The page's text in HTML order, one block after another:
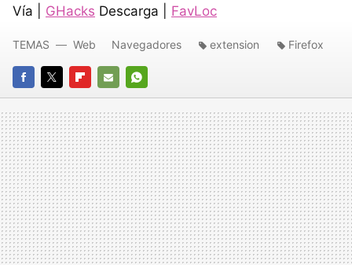
Vía | GHacks Descarga | FavLoc
FACEBOOK
TWITTERFLIPBOARD
E-
MAIL
WHATSAPP
TEMAS Web Navegadores extension Firefox